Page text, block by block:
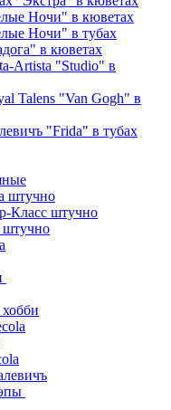
Ночи" в кюветах
Ночи" в тубах
в кюветах
Artista "Studio" в
Talens "Van Gogh" в
"Frida" в тубах
штучно
Класс штучно